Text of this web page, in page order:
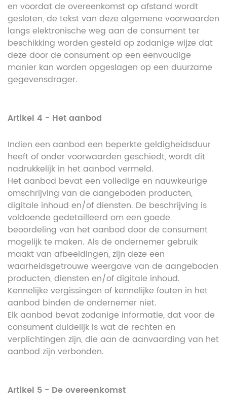
en voordat de overeenkomst op afstand wordt
gesloten, de tekst van deze algemene voorwaarden
langs elektronische weg aan de consument ter
beschikking worden gesteld op zodanige wijze dat
deze door de consument op een eenvoudige
manier kan worden opgeslagen op een duurzame
gegevensdrager.
Artikel 4 - Het aanbod
Indien een aanbod een beperkte geldigheidsduur
heeft of onder voorwaarden geschiedt, wordt dit
nadrukkelijk in het aanbod vermeld.
Het aanbod bevat een volledige en nauwkeurige
omschrijving van de aangeboden producten,
digitale inhoud en/of diensten. De beschrijving is
voldoende gedetailleerd om een goede
beoordeling van het aanbod door de consument
mogelijk te maken. Als de ondernemer gebruik
maakt van afbeeldingen, zijn deze een
waarheidsgetrouwe weergave van de aangeboden
producten, diensten en/of digitale inhoud.
Kennelijke vergissingen of kennelijke fouten in het
aanbod binden de ondernemer niet.
Elk aanbod bevat zodanige informatie, dat voor de
consument duidelijk is wat de rechten en
verplichtingen zijn, die aan de aanvaarding van het
aanbod zijn verbonden.
Artikel 5 - De overeenkomst